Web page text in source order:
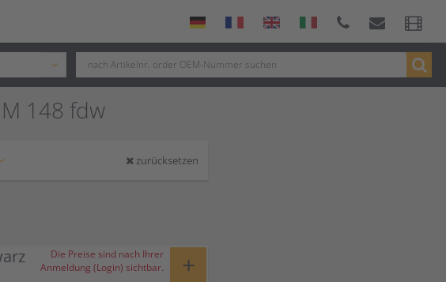
M 148 fdw
zurücksetzen
Die Preise sind nach Ihrer
Anmeldung (Login) sichtbar.
+